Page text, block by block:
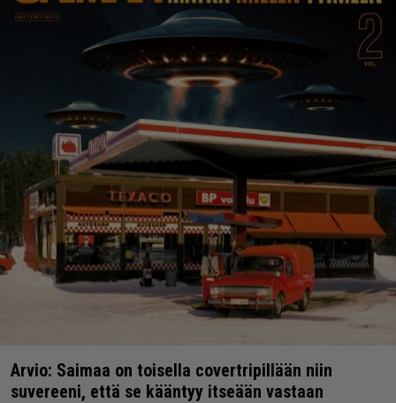
Arvio: Saimaa on toisella covertripillään niin
suvereeni, että se kääntyy itseään vastaan